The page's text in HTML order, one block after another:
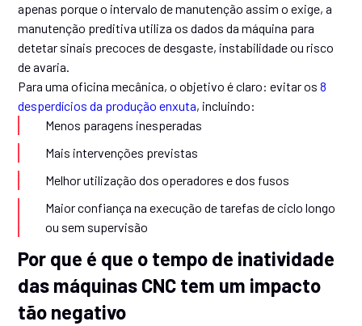
apenas porque o intervalo de manutenção assim o exige, a
manutenção preditiva utiliza os dados da máquina para
detetar sinais precoces de desgaste, instabilidade ou risco
de avaria.
Para uma oficina mecânica, o objetivo é claro: evitar os8
desperdícios da produção enxuta, incluindo:
Menos paragens inesperadas
Mais intervenções previstas
Melhor utilização dos operadores e dos fusos
Maior confiança na execução de tarefas de ciclo longo
ou sem supervisão
Por que é que o tempo de inatividade
das máquinas CNC tem um impacto
tão negativo